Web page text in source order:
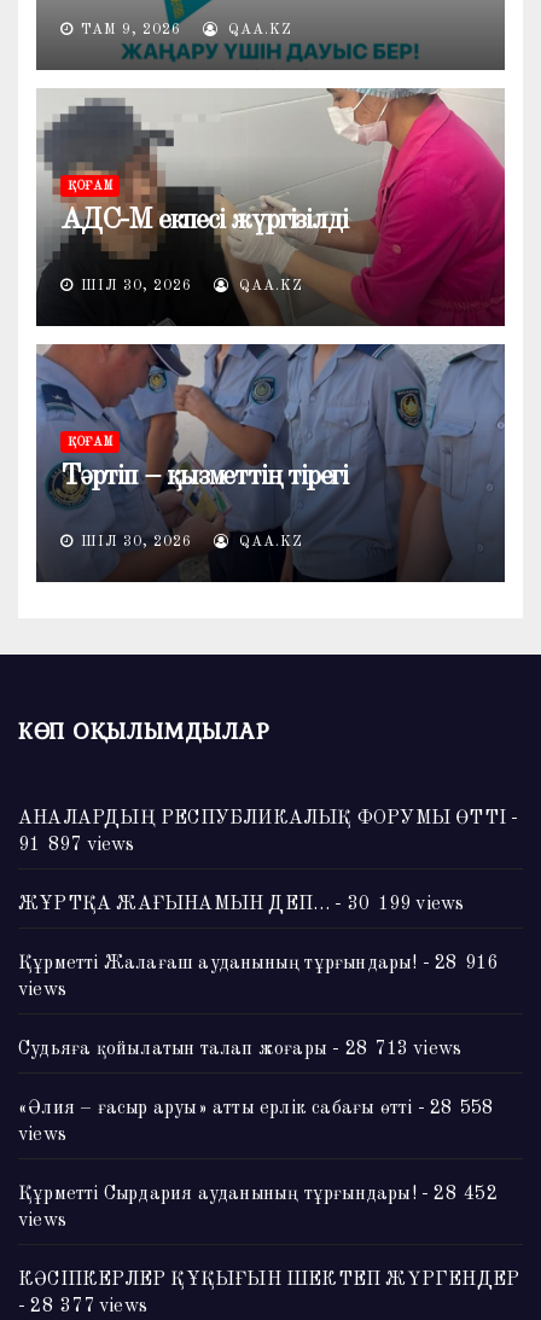
ТАМ 9, 2026 QAA.KZ
ҚОҒАМ
АДС-М екпесі жүргізілді
ШІЛ 30, 2026 QAA.KZ
ҚОҒАМ
Тәртіп – қызметтің тірегі
ШІЛ 30, 2026 QAA.KZ
КӨП ОҚЫЛЫМДЫЛАР
АНАЛАРДЫҢ РЕСПУБЛИКАЛЫҚ ФОРУМЫ ӨТТІ -
91 897 views
ЖҰРТҚА ЖАҒЫНАМЫН ДЕП… - 30 199 views
Құрметті Жалағаш ауданының тұрғындары! - 28 916
views
Судьяға қойылатын талап жоғары - 28 713 views
«Әлия – ғасыр аруы» атты ерлік сабағы өтті - 28 558
views
Құрметті Сырдария ауданының тұрғындары!- 28 452
views
КӘСІПКЕРЛЕР ҚҰҚЫҒЫН ШЕКТЕП ЖҮРГЕНДЕР
- 28 377 views